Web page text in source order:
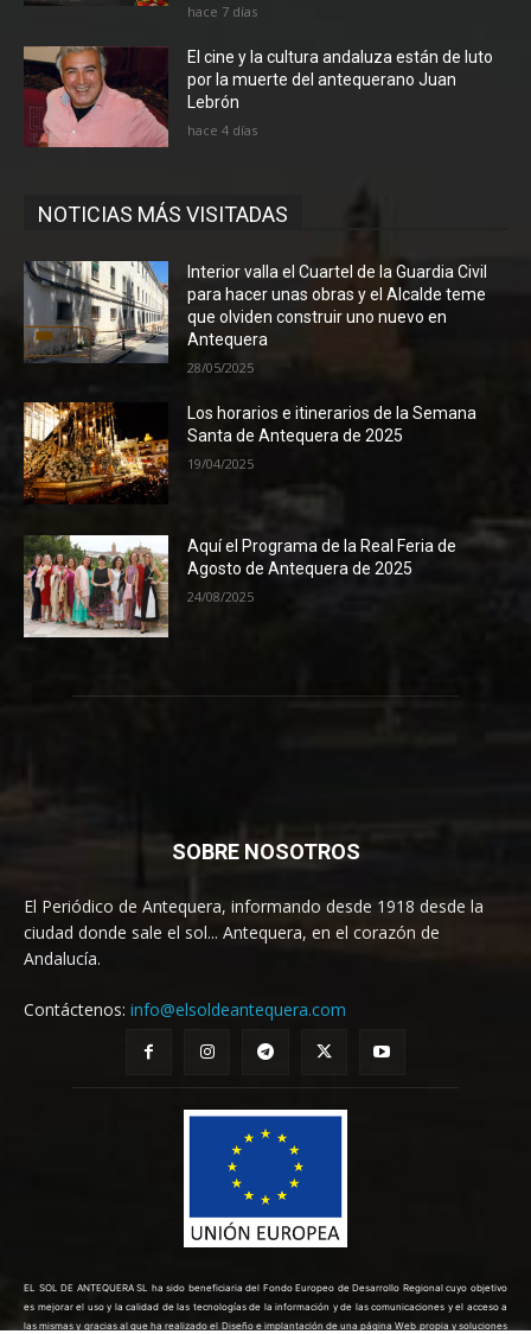
hace 7 días
El cine y la cultura andaluza están de luto
por la muerte del antequerano Juan
Lebrón
hace 4 días
NOTICIAS MÁS VISITADAS
Interior valla el Cuartel de la Guardia Civil
para hacer unas obras y el Alcalde teme
que olviden construir uno nuevo en
Antequera
28/05/2025
Los horarios e itinerarios de la Semana
Santa de Antequera de 2025
19/04/2025
Aquí el Programa de la Real Feria de
Agosto de Antequera de 2025
24/08/2025
SOBRE NOSOTROS
El Periódico de Antequera, informando desde 1918 desde la
ciudad donde sale el sol... Antequera, en el corazón de
Andalucía.
Contáctenos: info@elsoldeantequera.com
EL SOL DE ANTEQUERA SL ha sido beneficiaria del Fondo Europeo de Desarrollo Regional cuyo objetivo
es mejorar el uso y la calidad de las tecnologías de la información y de las comunicaciones y el acceso a
las mismas y gracias al que ha realizado el Diseño e implantación de una página Web propia y soluciones